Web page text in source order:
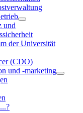
und
der Universität
(CDO)
und -marketing